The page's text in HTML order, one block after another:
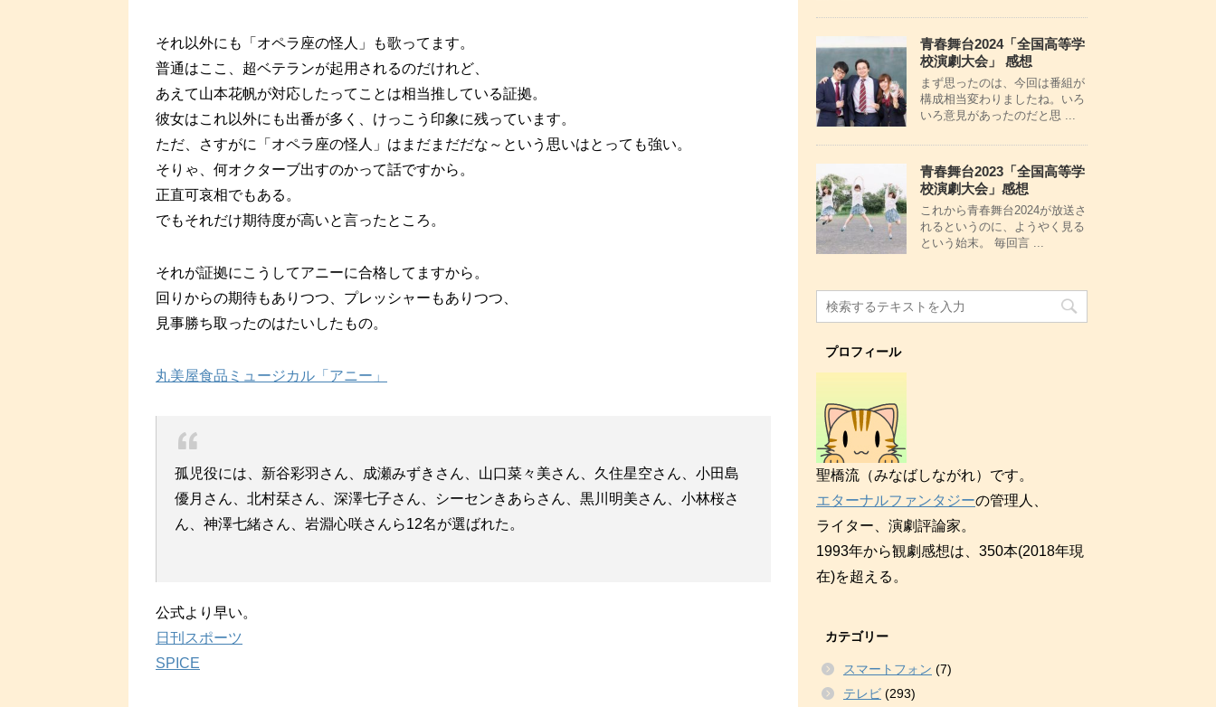
それ以外にも「オペラ座の怪人」も歌ってます。
普通はここ、超ベテランが起用されるのだけれど、
あえて山本花帆が対応したってことは相当推している証拠。
彼女はこれ以外にも出番が多く、けっこう印象に残っています。
ただ、さすがに「オペラ座の怪人」はまだまだだな～という思いはとっても強い。
そりゃ、何オクターブ出すのかって話ですから。
正直可哀相でもある。
でもそれだけ期待度が高いと言ったところ。
それが証拠にこうしてアニーに合格してますから。
回りからの期待もありつつ、プレッシャーもありつつ、
見事勝ち取ったのはたいしたもの。
丸美屋食品ミュージカル「アニー」
孤児役には、新谷彩羽さん、成瀬みずきさん、山口菜々美さん、久住星空さん、小田島
優月さん、北村栞さん、深澤七子さん、シーセンきあらさん、黒川明美さん、小林桜さ
ん、神澤七緒さん、岩淵心咲さんら12名が選ばれた。
公式より早い。
日刊スポーツ
SPICE
青春舞台2024「全国高等学
校演劇大会」 感想
まず思ったのは、今回は番組が
構成相当変わりましたね。いろ
いろ意見があったのだと思 ...
青春舞台2023「全国高等学
校演劇大会」感想
これから青春舞台2024が放送さ
れるというのに、ようやく見る
という始末。 毎回言 ...
プロフィール
聖橋流（みなばしながれ）です。
エターナルファンタジーの管理人、
ライター、演劇評論家。
1993年から観劇感想は、350本(2018年現
在)を超える。
カテゴリー
スマートフォン (7)
テレビ (293)